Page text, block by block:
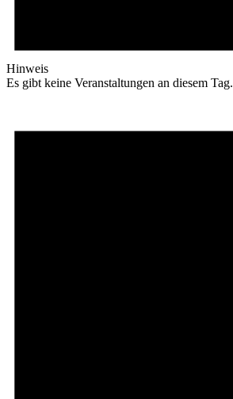
Hinweis
Es gibt keine Veranstaltungen an diesem Tag.